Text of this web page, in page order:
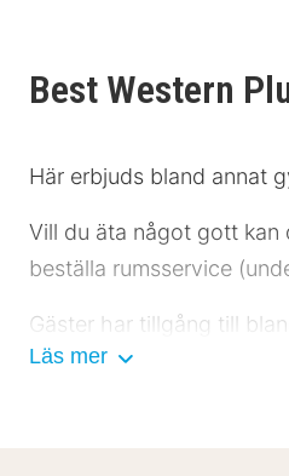
Best Western
Här erbjuds bland annat
Vill du äta något gott kan
beställa rumsservice
Gäster har tillgång till
Läs mer